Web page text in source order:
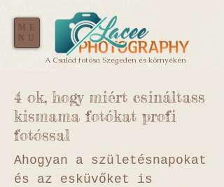
A Család fotósa Szegeden és környékén
ME
NU
4 ok, hogy miért csináltass
kismama fotókat profi
fotóssal
Ahogyan a születésnapokat
és az esküvőket is